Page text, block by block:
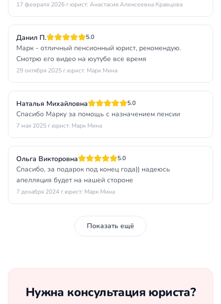
17 февраля 2026 г.юрист: Анастасия Алексеевна Кравцова
Данил П. 5.0
Марк - отличный пенсионный юрист, рекомендую.
Смотрю его видео на юутубе все время
29 октября 2025 г.юрист: Марк Мина
Наталья Михайловна 5.0
Спасибо Марку за помощь с назначением пенсии
7 мая 2025 г.юрист: Марк Мина
Ольга Викторовна 5.0
Спасибо, за подарок под конец года)) надеюсь
апелляция будет на нашей стороне
7 декабря 2024 г.юрист: Марк Мина
Показать ещё
Нужна консультация юриста?